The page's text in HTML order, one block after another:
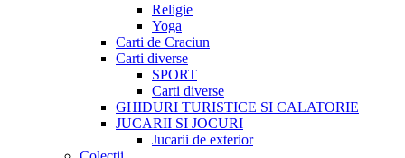
Religie
Yoga
Carti de Craciun
Carti diverse
SPORT
Carti diverse
GHIDURI TURISTICE SI CALATORIE
JUCARII SI JOCURI
Jucarii de exterior